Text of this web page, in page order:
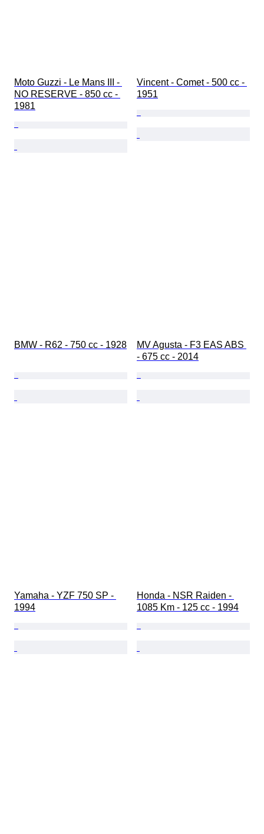
Moto Guzzi - Le Mans III -
NO RESERVE - 850 cc -
1981
Vincent - Comet - 500 cc -
1951
BMW - R62 - 750 cc - 1928
MV Agusta - F3 EAS ABS
- 675 cc - 2014
Yamaha - YZF 750 SP -
1994
Honda - NSR Raiden -
1085 Km - 125 cc - 1994